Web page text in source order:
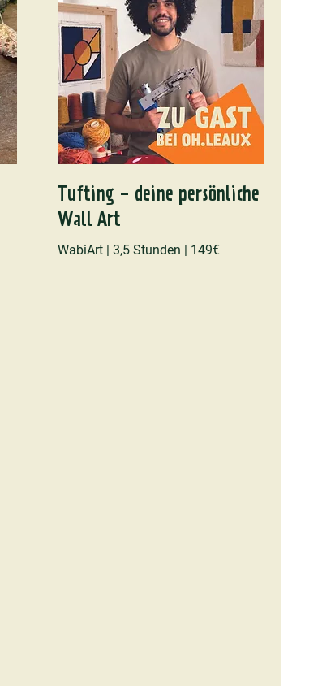
Tufting - deine persönliche
Wall Art
WabiArt | 3,5 Stunden | 149€